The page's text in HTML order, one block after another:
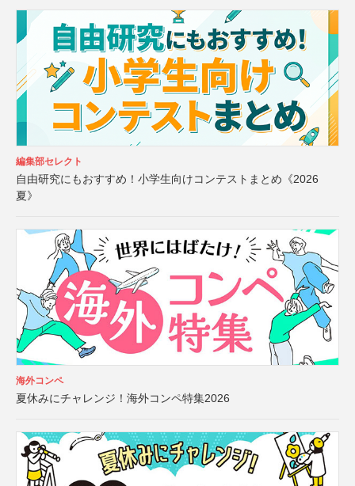
編集部セレクト
自由研究にもおすすめ！小学生向けコンテストまとめ《2026
夏》
海外コンペ
夏休みにチャレンジ！海外コンペ特集2026